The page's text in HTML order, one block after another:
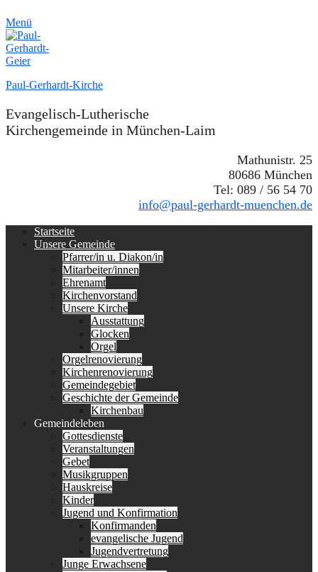
Menü
Paul-Gerhardt-Kirche
Evangelisch-Lutherische
Kirchengemeinde in München-Laim
Mathunistr. 25
80686 München
Tel: 089 / 56 54 70
info@paul-gerhardt-muenchen.de
Erstes
Menü
Startseite
Unsere Gemeinde
Pfarrer/in u. Diakon/in
Mitarbeiter/innen
Ehrenamt
Kirchenvorstand
Unsere Kirche
Ausstattung
Glocken
Orgel
Orgelrenovierung
Kirchenrenovierung
Gemeindegebiet
Geschichte der Gemeinde
Kirchenbau
Gemeindeleben
Gottesdienste
Veranstaltungen
Gebet
Musikgruppen
Hauskreise
Kinder
Jugend und Konfirmation
Konfirmanden
evangelische Jugend
Jugendvertretung
Junge Erwachsene